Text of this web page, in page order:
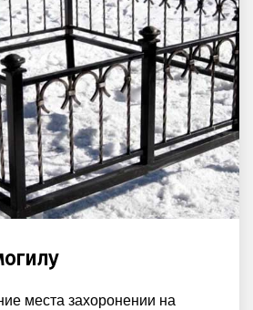
места захоронении на